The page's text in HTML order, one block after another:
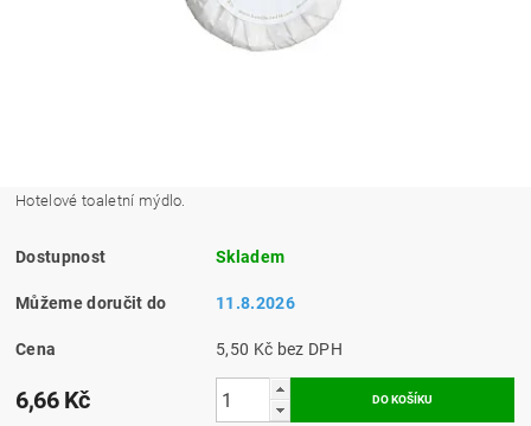
Hotelové toaletní mýdlo.
Dostupnost Skladem
Můžeme doručit do 11.8.2026
Cena 5,50 Kč bez DPH
6,66 Kč